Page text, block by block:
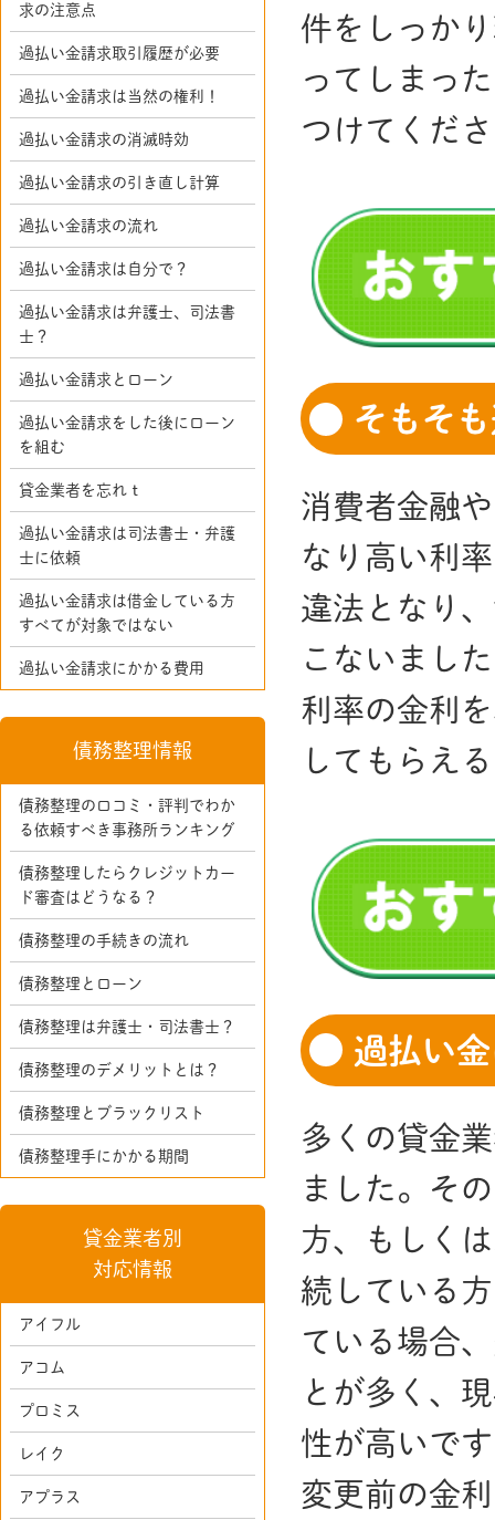
件をしっか
ってしまっ
つけてくだ
そもそ
消費者金融
なり高い利
違法となり
こないまし
利率の金利
してもらえ
過払い
多くの貸金
ました。そ
方、もしく
続している
ている場合
とが多く、
性が高いで
変更前の金
求の注意点
過払い金請求取引履歴が必要
過払い金請求は当然の権利！
過払い金請求の消滅時効
過払い金請求の引き直し計算
過払い金請求の流れ
過払い金請求は自分で？
過払い金請求は弁護士、司法書
士？
過払い金請求とローン
過払い金請求をした後にローン
を組む
貸金業者を忘れｔ
過払い金請求は司法書士・弁護
士に依頼
過払い金請求は借金している方
すべてが対象ではない
過払い金請求にかかる費用
債務整理情報
債務整理の口コミ・評判でわか
る依頼すべき事務所ランキング
債務整理したらクレジットカー
ド審査はどうなる？
債務整理の手続きの流れ
債務整理とローン
債務整理は弁護士・司法書士？
債務整理のデメリットとは？
債務整理とブラックリスト
債務整理手にかかる期間
貸金業者別
対応情報
アイフル
アコム
プロミス
レイク
アプラス